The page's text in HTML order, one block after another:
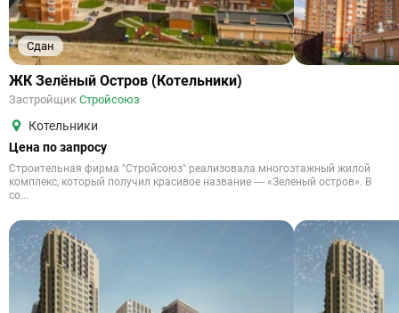
Сдан
ЖК Зелёный Остров (Котельники)
Застройщик Стройсоюз
Котельники
Цена по запросу
Строительная фирма "Стройсоюз" реализовала многоэтажный жилой
комплекс, который получил красивое название — «Зеленый остров». В
со...